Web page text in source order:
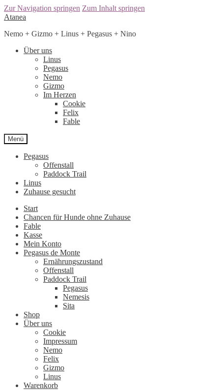
Zur Navigation springen Zum Inhalt springen
Atanea
Nemo + Gizmo + Linus + Pegasus + Nino
Über uns
Linus
Pegasus
Nemo
Gizmo
Im Herzen
Cookie
Felix
Fable
Menü
Pegasus
Offenstall
Paddock Trail
Linus
Zuhause gesucht
Start
Chancen für Hunde ohne Zuhause
Fable
Kasse
Mein Konto
Pegasus de Monte
Ernährungszustand
Offenstall
Paddock Trail
Pegasus
Nemesis
Sita
Shop
Über uns
Cookie
Impressum
Nemo
Felix
Gizmo
Linus
Warenkorb